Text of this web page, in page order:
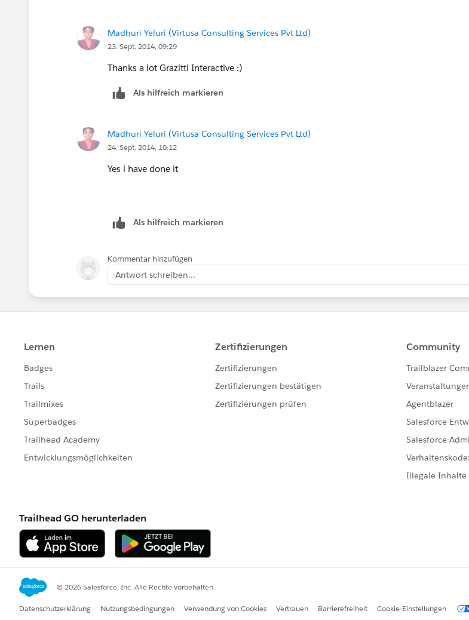
Madhuri Yeluri (Virtusa Consulting Services Pvt Ltd)
23. Sept. 2014, 09:29
Thanks a lot Grazitti Interactive :)
Als hilfreich markieren
Madhuri Yeluri (Virtusa Consulting Services Pvt Ltd)
24. Sept. 2014, 10:12
Yes i have done it
Als hilfreich markieren
Kommentar hinzufügen
Antwort schreiben...